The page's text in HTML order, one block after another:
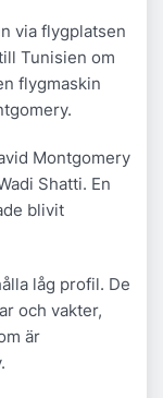
via flygplatsen
Tunisien om
flygmaskin
Montgomery
Shatti. En
blivit
låg profil. De
och vakter,
är